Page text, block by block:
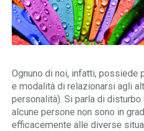
Difficoltà relazionali e affettive
Disturbi di personalità
Lutto e perdite affettive
Dipendenze e nuove dipendenze
Contatti
Ognuno di noi, infatti, possiede
e modalità di relazionarsi agli
personalità). Si parla di
alcune persone non sono in
efficacemente alle diverse